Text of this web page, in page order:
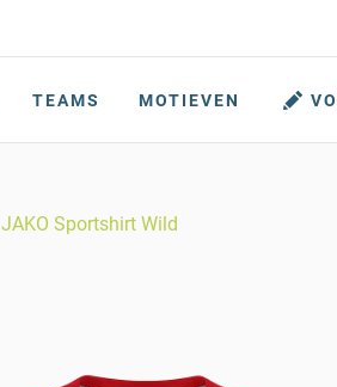
TEAMS MOTIEVEN
JAKO Sportshirt Wild